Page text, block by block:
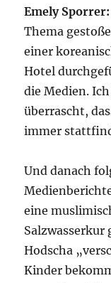
Emely Sporrer:
Thema
einer
Hotel
die Medien.
überrascht,
immer
Und danach
eine
Salzwasserkur
Hodscha
Kinder